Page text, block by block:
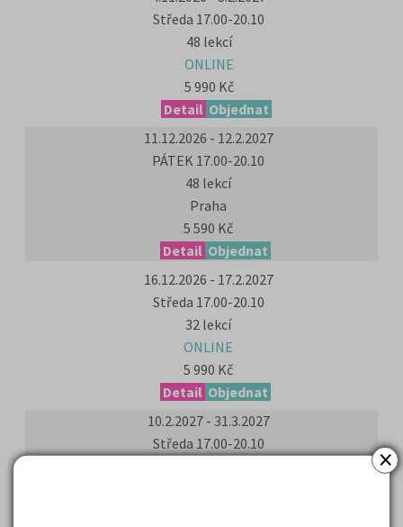
×
Středa 17.00-20.10
48 lekcí
ONLINE
5 990 Kč
Detail Objednat
11.12.2026 - 12.2.2027
PÁTEK 17.00-20.10
48 lekcí
Praha
5 590 Kč
Detail Objednat
16.12.2026 - 17.2.2027
Středa 17.00-20.10
32 lekcí
ONLINE
5 990 Kč
Detail Objednat
10.2.2027 - 31.3.2027
Středa 17.00-20.10